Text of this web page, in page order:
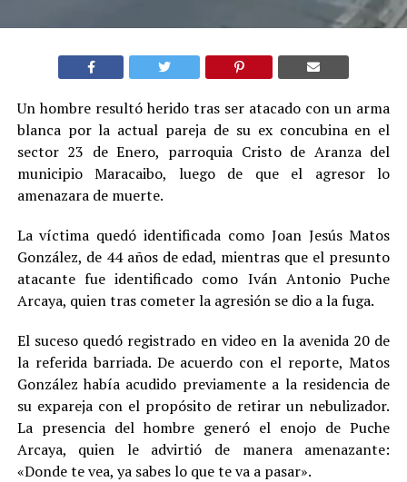
Un hombre resultó herido tras ser atacado con un arma
blanca por la actual pareja de su ex concubina en el
sector 23 de Enero, parroquia Cristo de Aranza del
municipio Maracaibo, luego de que el agresor lo
amenazara de muerte.
La víctima quedó identificada como Joan Jesús Matos
González, de 44 años de edad, mientras que el presunto
atacante fue identificado como Iván Antonio Puche
Arcaya, quien tras cometer la agresión se dio a la fuga.
El suceso quedó registrado en video en la avenida 20 de
la referida barriada. De acuerdo con el reporte, Matos
González había acudido previamente a la residencia de
su expareja con el propósito de retirar un nebulizador.
La presencia del hombre generó el enojo de Puche
Arcaya, quien le advirtió de manera amenazante:
«Donde te vea, ya sabes lo que te va a pasar».